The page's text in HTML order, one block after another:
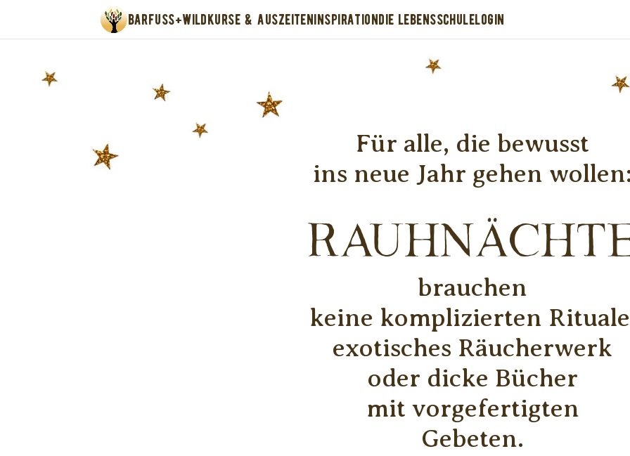
BARFUSS+WILDKURSE & AUSZEITENINSPIRATIONDIE LEBENSSCHULELOGIN
Für alle, die bewusst
ins neue Jahr gehen
brauchen
keine komplizierten
exotisches Räucherwerk
oder dicke Bücher
mit vorgefertigten
Gebeten.